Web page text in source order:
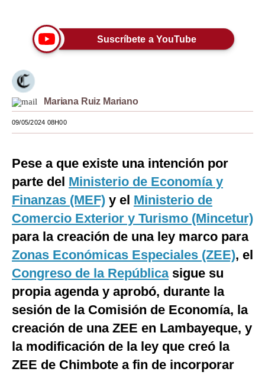
Lujo
Viajes
Moda
Estilos
Mundo
México
Internacional
Tecnología
Club del Suscriptor
G de Gestión
Notas Contratadas
Suscríbete a YouTube
Mariana Ruiz Mariano
09/05/2024 08H00
Pese a que existe una intención por
parte del Ministerio de Economía y
Finanzas (MEF) y el Ministerio de
Comercio Exterior y Turismo (Mincetur)
para la creación de una ley marco para
Zonas Económicas Especiales (ZEE), el
Congreso de la Repúblicasigue su
propia agenda y aprobó, durante la
sesión de la Comisión de Economía, la
creación de una ZEE en Lambayeque, y
la modificación de la ley que creó la
ZEE de Chimbote a fin de incorporar